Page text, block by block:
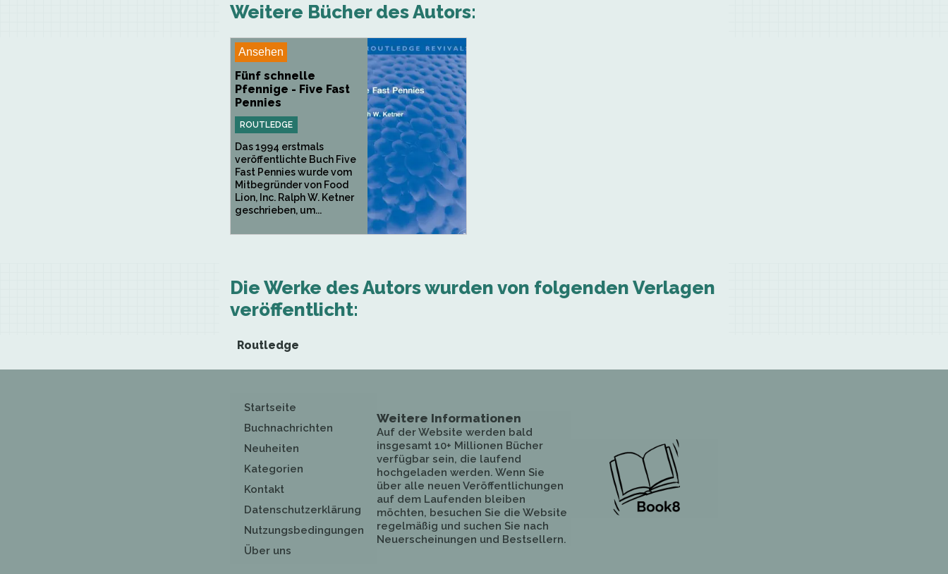
Weitere Bücher des Autors:
Ansehen
Fünf schnelle
Pfennige - Five Fast
Pennies
ROUTLEDGE
Das 1994 erstmals
veröffentlichte Buch Five
Fast Pennies wurde vom
Mitbegründer von Food
Lion, Inc. Ralph W. Ketner
geschrieben, um...
Die Werke des Autors wurden von folgenden Verlagen
veröffentlicht:
Routledge
Startseite
Buchnachrichten
Neuheiten
Kategorien
Kontakt
Datenschutzerklärung
Nutzungsbedingungen
Über uns
Weitere Informationen
Auf der Website werden bald
insgesamt 10+ Millionen Bücher
verfügbar sein, die laufend
hochgeladen werden. Wenn Sie
über alle neuen Veröffentlichungen
auf dem Laufenden bleiben
möchten, besuchen Sie die Website
regelmäßig und suchen Sie nach
Neuerscheinungen und Bestsellern.